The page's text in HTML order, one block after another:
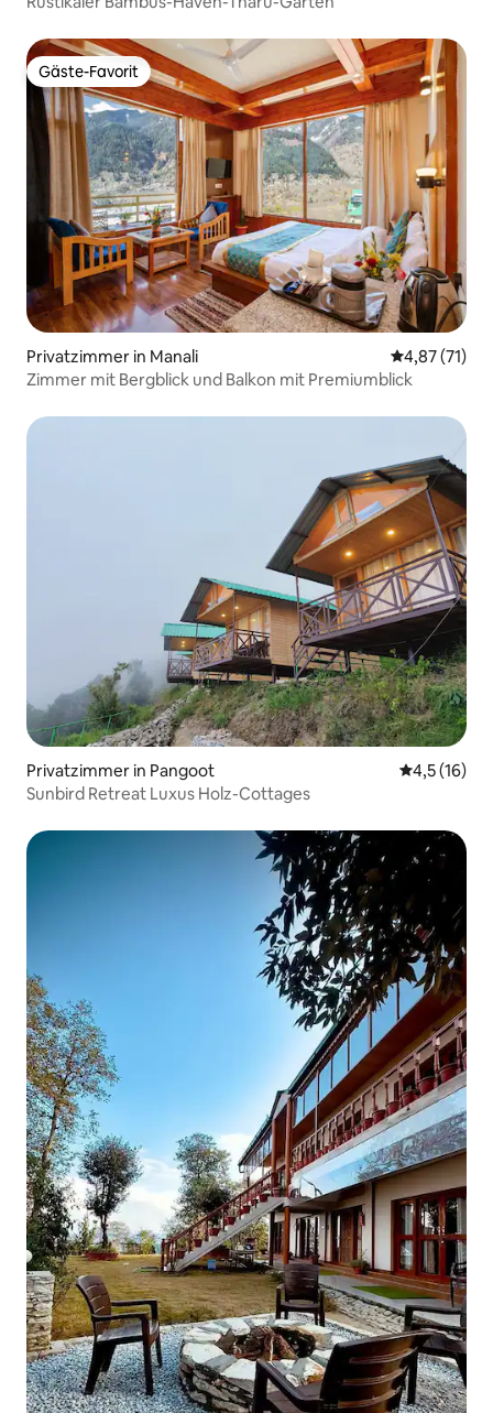
Gäste-Favorit
Gäste-Favorit
Privatzimmer in Manali
4,87 (71)
Zimmer mit Bergblick und Balkon mit Premiumblick
Privatzimmer in Pangoot
4,5 (16)
Sunbird Retreat Luxus Holz-Cottages